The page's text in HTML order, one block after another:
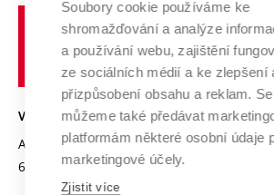
Výzkumné infrastruktury
Transfer znalostí
Open Science
Projekty
Projekty ze strukturálních fondů
Specifický výzkum
Spolupráce se školami
Služby univerzity
Mezinárodní dohody
Univerzitní sítě
Udržitelná univerzita
Podnikavá univerzita / ContriBUTe
Bezpečná univerzita
Vyznamenání
Organizační struktura
VYSOKÉ UČENÍ TECHNICKÉ V BRNĚ
Antonínská 548/1
602 00 Brno
www.vut.cz
vut@vutbr.cz
Soubory cookie používáme ke
shromažďování a analýze
a používání webu, zajištění
ze sociálních médií a ke zlepšení
přizpůsobení obsahu a reklam.
můžeme také předávat
platformám některé osobní údaje
marketingové účely.
Zjistit více